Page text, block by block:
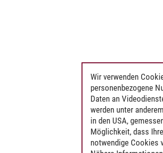
Wir verwenden
personenbezogene
Daten an
werden unter
in den USA,
Möglichkeit, dass
notwendige Cookies